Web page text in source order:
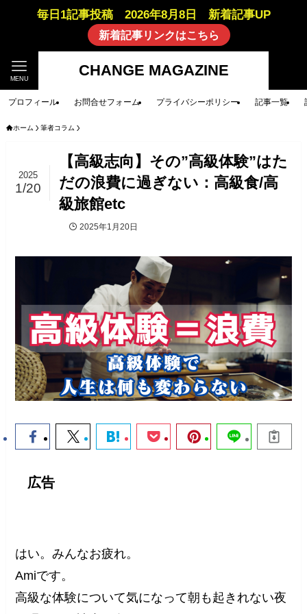
毎日1記事投稿 2026年8月8日 新着記事UP
新着記事リンクはこちら
CHANGE MAGAZINE
MENU
プロフィール お問合せフォーム プライバシーポリシー 記事一覧
ホーム 筆者コラム
【高級志向】その”高級体験”はた
だの浪費に過ぎない：高級食/高
級旅館etc
2025
1/20
2025年1月20日
広告
はい。みんなお疲れ。
Amiです。
高級な体験について気になって朝も起きれない夜